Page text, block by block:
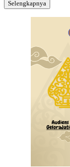
Selengkapnya